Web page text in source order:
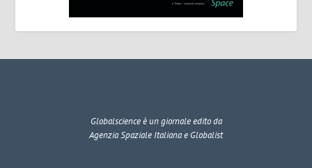
Globalscienceè un giornale edito da
Agenzia Spaziale Italiana e Globalist